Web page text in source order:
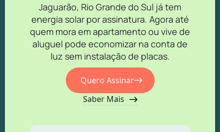
Jaguarão, Rio Grande do Sul já tem
energia solar por assinatura. Agora até
quem mora em apartamento ou vive de
aluguel pode economizar na conta de
luz sem instalação de placas.
Quero Assinar
Saber Mais